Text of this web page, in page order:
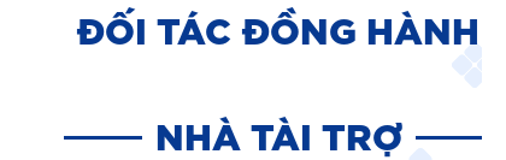
NHÀ TÀI TRỢ
ĐỐI TÁC ĐỒNG HÀNH